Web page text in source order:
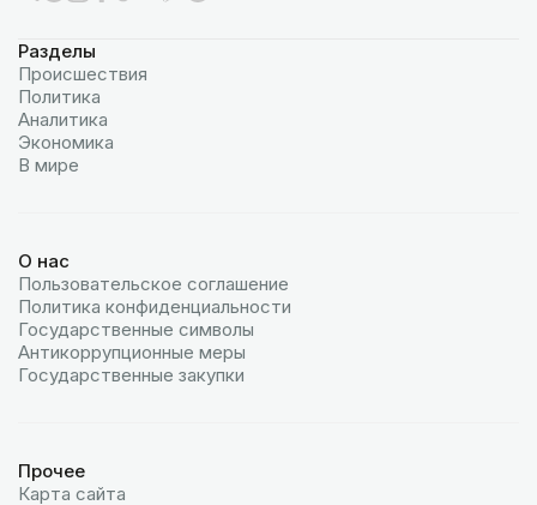
Разделы
Происшествия
Политика
Аналитика
Экономика
В мире
О нас
Пользовательское соглашение
Политика конфиденциальности
Государственные символы
Антикоррупционные меры
Государственные закупки
Прочее
Карта сайта